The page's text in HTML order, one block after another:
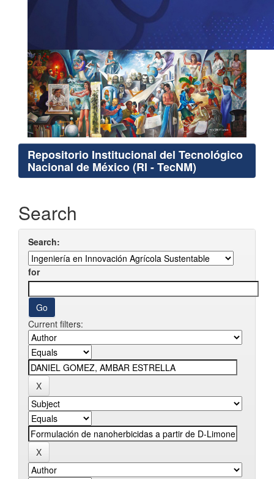
Repositorio Institucional del Tecnológico
Nacional de México (RI - TecNM)
Search
Search:
for
Current filters: